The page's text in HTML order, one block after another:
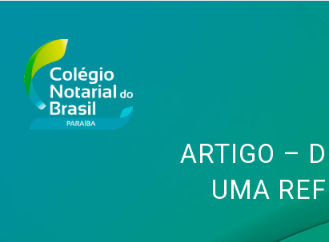
ARTIGO –
UMA